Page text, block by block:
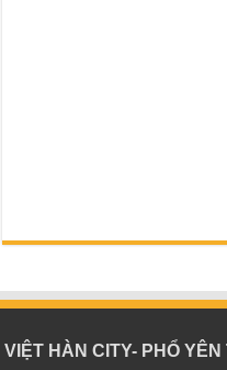
VIỆT HÀN CITY- PHỔ YÊN